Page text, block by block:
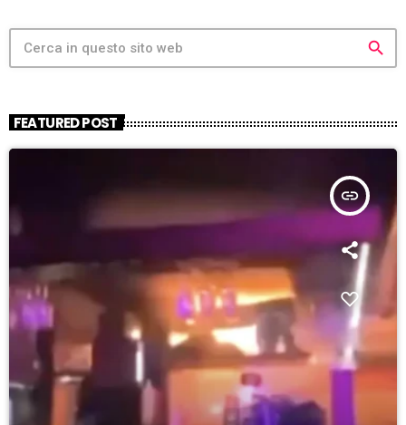
search
FEATURED POST
insert_link